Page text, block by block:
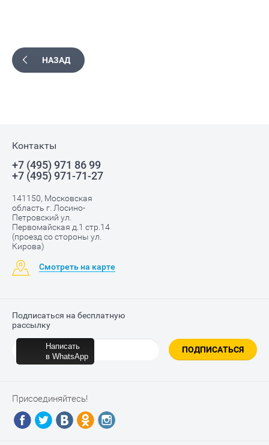
НАЗАД
Контакты
+7 (495) 971 86 99
+7 (495) 971-71-27
141150, Московская
область г. Лосино-
Петровский ул.
Первомайская д.1 стр.14
(проезд со стороны ул.
Кирова)
Смотреть на карте
Подписаться на бесплатную
рассылку
ПОДПИСАТЬСЯ
Присоединяйтесь!
Написать
в WhatsApp